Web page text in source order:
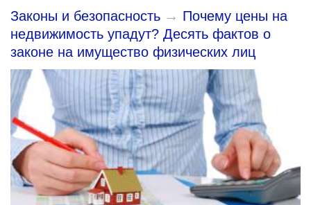
Законы и безопасность → Почему цены на
недвижимость упадут? Десять фактов о
законе на имущество физических лиц